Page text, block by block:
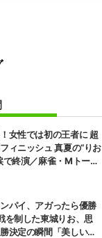
女性では初の王者に 超
ィニッシュ 真夏の“りお
で終演／麻雀・Mトーナ
パイ、アガったら優勝
を制した東城りお、思
決定の瞬間「美しい結